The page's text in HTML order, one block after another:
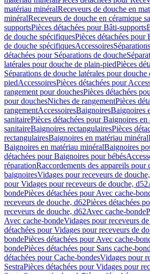
matériau minéralReceveurs de douche en
minéralReceveurs de douche en céramique
supportsPièces détachées pour Bâti-supports
de douche spécifiquesPièces détachées pour
de douche spécifiquesAccessoires
détachées pour Séparations de douche
latérales pour douche de plain-piedPièces
Séparations de douche latérales pour douche
piedAccessoiresPièces détachées pour
rangement pour douchesPièces détachées
pour douchesNiches de rangementPièces
rangementAccessoiresBaignoiresBaignoires
sanitairePièces détachées pour Baignoires
sanitaireBaignoires rectangulairesPièces
rectangulairesBaignoires en matériau minéral
Baignoires en matériau minéralBaignoires
détachées pour Baignoires pour bébés
réparationRaccordements des appareils pour
baignoiresVidages pour receveurs de
pour Vidages pour receveurs de douche, d52
bondePièces détachées pour Avec cache-
receveurs de douche, d62Pièces détachées
receveurs de douche, d62Avec cache-bonde
Avec cache-bondeVidages pour receveurs
détachées pour Vidages pour receveurs de
bondePièces détachées pour Avec cache-
bondePièces détachées pour Sans cache-
détachées pour Cache-bondesVidages pour
SestraPièces détachées pour Vidages pour